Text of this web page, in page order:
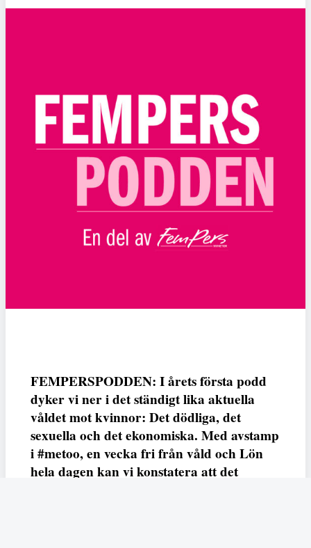
FEMPERSPODDEN: I årets första podd
dyker vi ner i det ständigt lika aktuella
våldet mot kvinnor: Det dödliga, det
sexuella och det ekonomiska. Med avstamp
i #metoo, en vecka fri från våld och Lön
hela dagen kan vi konstatera att det